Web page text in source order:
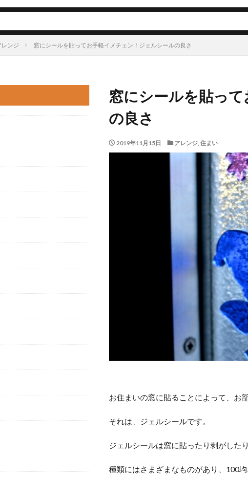
レンジ 窓にシールを貼ってお手軽イメチェン！ジェルシールの良さ
窓にシールを貼っ
の良さ
2019年11月15日 アレンジ, 住まい
お住まいの窓に貼ることによって、お
それは、ジェルシールです。
ジェルシールは窓に貼ったり剥がした
種類にはさまざまなものがあり、100